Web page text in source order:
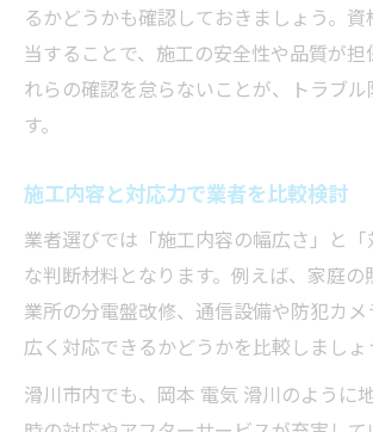
るかどうかも確認しておきましょう。資
当することで、施工の安全性や品質が担
れらの確認を怠らないことが、トラブ
す。
施工内容と対応力で業者を比較検討
業者選びでは「施工内容の幅広さ」と
な判断材料となります。例えば、家庭
業所の分電盤改修、通信設備や防犯カ
広く対応できるかどうかを比較しましょ
滑川市内でも、岡本 電気 滑川のように